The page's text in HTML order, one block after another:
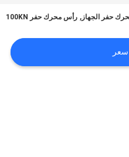
, رأس محرك حفر 100KN